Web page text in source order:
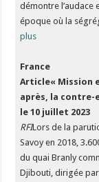
démontre l’audace
époque où la
plus
France
Article« Mission
après, la contre-
le 10 juillet 2023
RFILors de la
Savoy en 2018,
du quai Branly
Djibouti, dirigée